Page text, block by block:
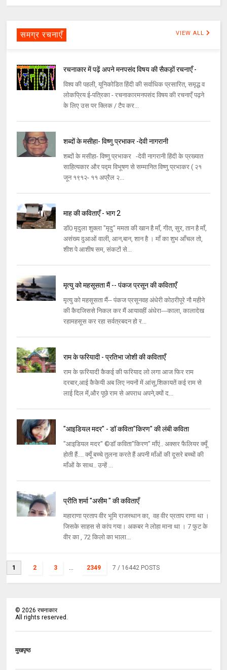
समग्र रचनाएँ VIEW ALL
रचनाकार में पढ़ें अपने मनपसंद विषय की सैकड़ों रचनाएँ -
विश्व की पहली, यूनिकोडित हिंदी की सर्वाधिक प्रसारित, समृद्ध व
लोकप्रिय ई-पत्रिका - रचनाकारमनपसंद विषय की रचनाएँ पढ़ने
के लिए उस पर क्लिक / टैप कर...
शब्दों के मसीहा- विष्णु प्रभाकर -देवी नागरानी
शब्दों के मसीहा- विष्णु प्रभाकर -देवी नागरानी हिंदी के प्रख्यात
साहित्यकार और पद्म विभूषण से सम्मानित विष्णु प्रभाकर ( २१
जून १९१२- ११ अप्रैल २...
माह की कविताएँ - भाग 2
डॉ0 मृदुला शुक्ला "मृदु" ममता की खान है माँ, गीत, सुर, तान है माँ,
असंख्य दुआओं वाली, आन,बान, शान है । माँ का शुभ आँचल तो,
शीश पे आशीष सम, संकटों से...
मृत्यु को महसूसता मैं -- पंकज प्रसून की कविताएँ
मृत्यु को महसूसता मैं-- पंकज प्रसूनवह अंधेरी कोठरीपूरे नौ महीने
की कैदजिससे निकल कर मैं आयावहीं अंधेरा---काला, कालादेख
रहामहसूस कर रहा सर्वत्रबदन हो र...
राम के फरियादी - प्रतिभा जोशी की कविताएँ
राम के फ़रियादी कैकई की फरियाद लो लगा आज फिर राम
दरबार,आई कैकेयी अब लिए नयनों में आंसू,शिकायतें कई राम से
लाई दिल में,और पूछे राम से अपराध अपने,क्यों द...
"आइडियल मदर" - डॉ कविता"किरण" की लंबी कविता
"आइडियल मदर" ©डॉ कविता"किरण" माँएं.. अक्सर फैलियर क्यूँ
होती हैं.... क्यूँ बच्चे तुलना करते हैं अपनी माँओं की दूसरे बच्चों की
माँओं के साथ.. उन्हें ...
प्रीति शर्मा "असीम " की कविताएँ
महाराणा प्रताप वीर भूमि राजस्थान का, वह वीर प्रताप राणा था ।
जिसके साहस से कांप गया। अकबर ने लोहा माना था । 7 फुट के
वीर का , 72 किलो का भाला...
1 2 3 ... 2349 7 / 16442 POSTS
©2026 रचनाकार
All rights reserved.
मुखपृष्ठ